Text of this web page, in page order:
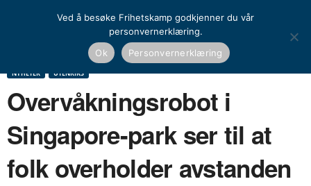
Overvåkningsrobot i Singapore-park ser til at folk overholder
NYHETER UTENRIKS
Overvåkningsrobot i
Singapore-park ser til at
folk overholder avstanden
Ved å besøke Frihetskamp godkjenner du vår
personvernerklæring.
Ok
Personvernerklæring